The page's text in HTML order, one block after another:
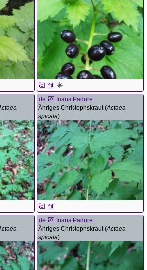
de
Ioana Padure
Ähriges Christophskraut (Actaea
spicata)
de
Ioana Padure
Ähriges Christophskraut (Actaea
spicata)